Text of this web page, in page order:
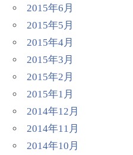
2015年6月
2015年5月
2015年4月
2015年3月
2015年2月
2015年1月
2014年12月
2014年11月
2014年10月